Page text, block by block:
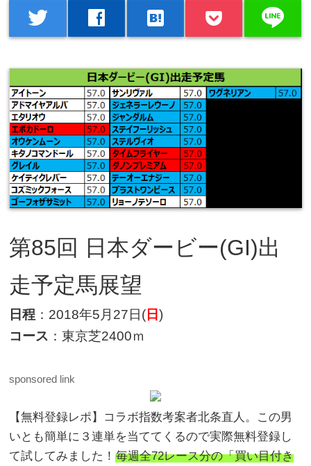
twitter facebook hatenabookmark line
第85回 日本ダービー(GI)出
走予定馬展望
日程 ：2018年5月27日( 日)
コース ：東京芝2400ｍ
sponsored link
【無料登録レポ】コラボ指数考案者北条直人。この男
いとも簡単に３連単を当ててくるので実際無料登録し
て試してみました！毎週全72レース分の「買い目付き